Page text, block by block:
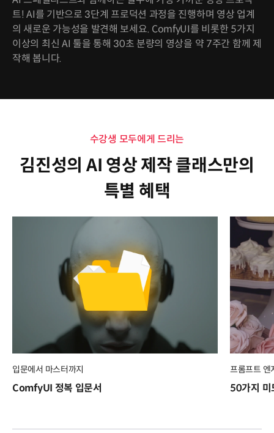
트! AI를 기반으로 3단계 프로덕션 과정을 진행하며 영상 업계
의 새로운 가능성을 발견해 보세요. ComfyUI를 비롯한 5가지
이상의 최신 AI 툴을 통해 30초 분량의 영상을 약 7주간 함께 제
작해 봅니다.
수강생 모두에게 드리는
김진성의 AI 영상 제작 클래스만의
특별 혜택
입문에서 마스터까지
ComfyUI 정복 입문서
프롬프트 엔
50가지